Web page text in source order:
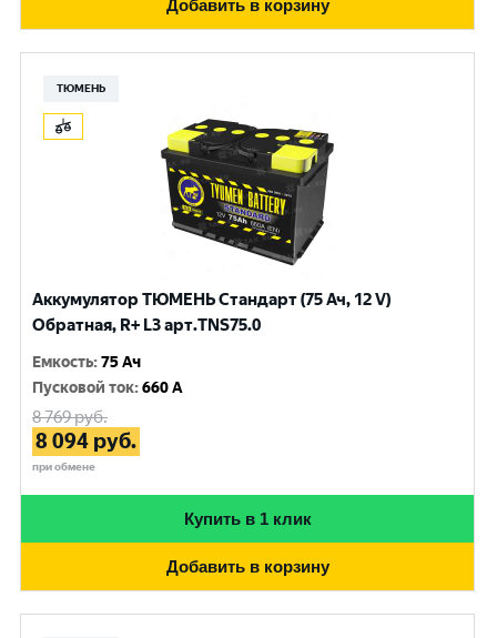
Добавить в корзину
ТЮМЕНЬ
Аккумулятор ТЮМЕНЬ Стандарт (75 Ач, 12 V)
Обратная, R+ L3 арт.TNS75.0
Емкость:75 Ач
Пусковой ток:660 A
8 769руб.
8 094 руб.
при обмене
Купить в 1 клик
Добавить в корзину